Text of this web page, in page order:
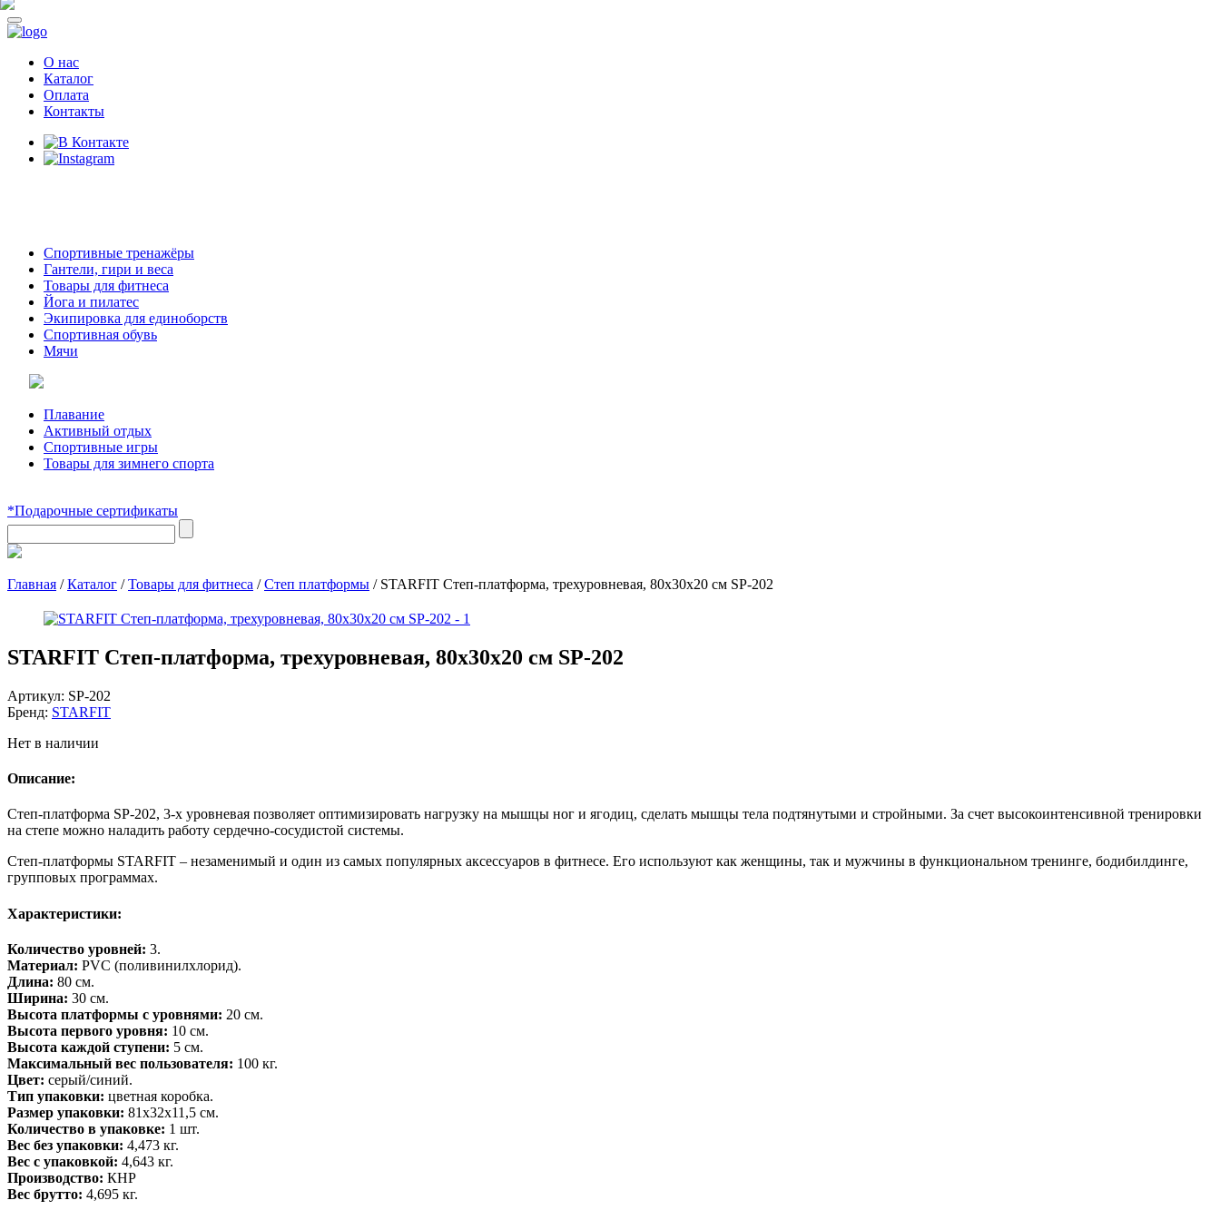
О нас
Каталог
Оплата
Контакты
Спортивные тренажёры
Гантели, гири и веса
Товары для фитнеса
Йога и пилатес
Экипировка для единоборств
Спортивная обувь
Мячи
Плавание
Активный отдых
Спортивные игры
Товары для зимнего спорта
*Подарочные сертификаты
Главная /Каталог /Товары для фитнеса /Степ платформы / STARFIT Степ-платформа, трехуровневая, 80х30х20 см SP-202
STARFIT Степ-платформа, трехуровневая, 80х30х20 см SP-202
Артикул: SP-202
Бренд: STARFIT
Нет в наличии
Описание:
Степ-платформа SP-202, 3-х уровневая позволяет оптимизировать нагрузку на мышцы ног и ягодиц, сделать мышцы тела подтянутыми и стройными. За счет высокоинтенсивной тренировки
на степе можно наладить работу сердечно-сосудистой системы.
Степ-платформы STARFIT – незаменимый и один из самых популярных аксессуаров в фитнесе. Его используют как женщины, так и мужчины в функциональном тренинге, бодибилдинге,
групповых программах.
Характеристики:
Количество уровней: 3.
Материал: PVC (поливинилхлорид).
Длина: 80 см.
Ширина: 30 см.
Высота платформы с уровнями: 20 см.
Высота первого уровня: 10 см.
Высота каждой ступени: 5 см.
Максимальный вес пользователя: 100 кг.
Цвет: серый/синий.
Тип упаковки: цветная коробка.
Размер упаковки: 81х32х11,5 см.
Количество в упаковке: 1 шт.
Вес без упаковки: 4,473 кг.
Вес с упаковкой: 4,643 кг.
Производство: КНР
Вес брутто: 4,695 кг.